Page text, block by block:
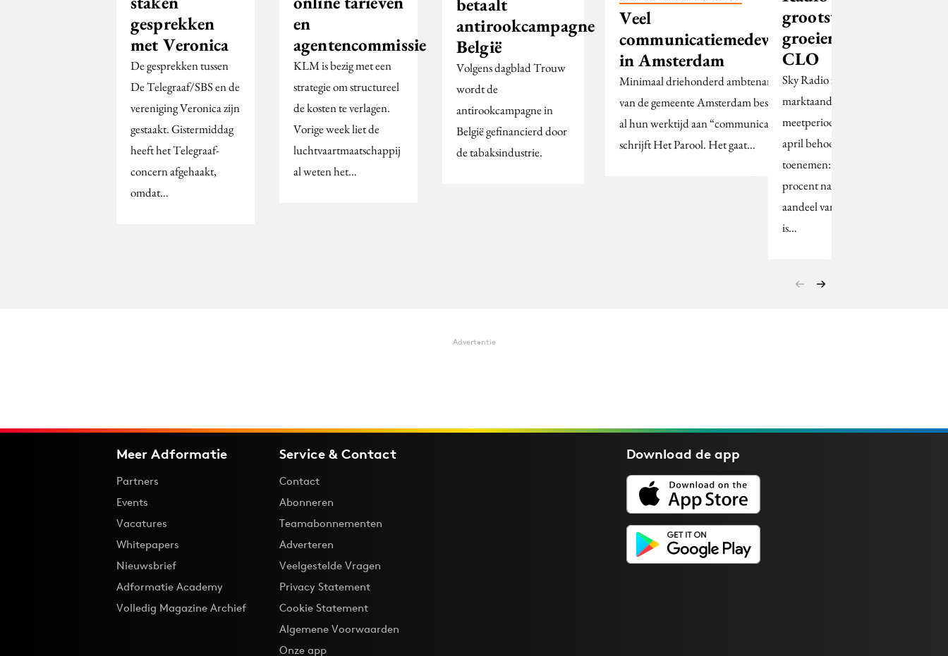
gesprekken
met Veronica
De gesprekken tussen
De Telegraaf/SBS en de
vereniging Veronica zijn
gestaakt. Gistermiddag
heeft het Telegraaf-
concern afgehaakt,
omdat…
en
agentencommissie
KLM is bezig met een
strategie om structureel
de kosten te verlagen.
Vorige week liet de
luchtvaartmaatschappij
al weten het…
antirookcampagne
België
Volgens dagblad Trouw
wordt de
antirookcampagne in
België gefinancierd door
de tabaksindustrie.
Veel
communicatiemedewerkers
in Amsterdam
Minimaal driehonderd ambtenaren
van de gemeente Amsterdam besteden
al hun werktijd aan “communicatie”?,
schrijft Het Parool. Het gaat…
grootste
groeier in
CLO
Sky Radio zag het
marktaandeel in de
meetperiode maart-
april behoorlijk
toenemen: met 0,7
procent naar 13,1. Het
aandeel van Radio 3FM
is…
Advertentie
Meer Adformatie
Partners
Events
Vacatures
Whitepapers
Nieuwsbrief
Adformatie Academy
Volledig Magazine Archief
Service & Contact
Contact
Abonneren
Teamabonnementen
Adverteren
Veelgestelde Vragen
Privacy Statement
Cookie Statement
Algemene Voorwaarden
Onze app
Download deapp